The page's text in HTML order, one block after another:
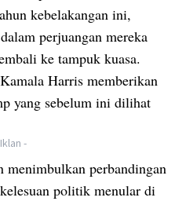
kebelakangan ini,
perjuangan mereka
ke tampuk kuasa.
Harris memberikan
yang sebelum ini dilihat
-
menimbulkan perbandingan
politik menular di